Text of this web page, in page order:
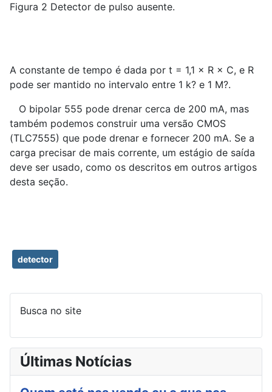
Figura 2 Detector de pulso ausente.
A constante de tempo é dada por t = 1,1 × R × C, e R
pode ser mantido no intervalo entre 1 k? e 1 M?.
O bipolar 555 pode drenar cerca de 200 mA, mas
também podemos construir uma versão CMOS
(TLC7555) que pode drenar e fornecer 200 mA. Se a
carga precisar de mais corrente, um estágio de saída
deve ser usado, como os descritos em outros artigos
desta seção.
detector
Busca no site
Últimas Notícias